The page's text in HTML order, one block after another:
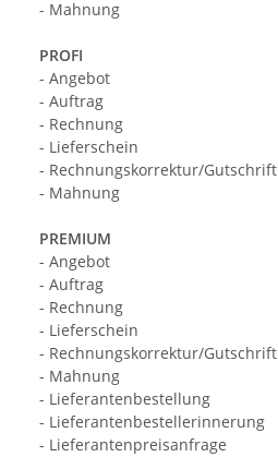
- Mahnung
PROFI
- Angebot
- Auftrag
- Rechnung
- Lieferschein
- Rechnungskorrektur/Gutschrift
- Mahnung
PREMIUM
- Angebot
- Auftrag
- Rechnung
- Lieferschein
- Rechnungskorrektur/Gutschrift
- Mahnung
- Lieferantenbestellung
- Lieferantenbestellerinnerung
- Lieferantenpreisanfrage